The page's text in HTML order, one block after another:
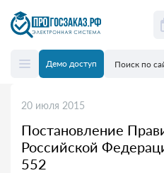
Демо доступ
20 июля 2015
Постановление
Российской
552